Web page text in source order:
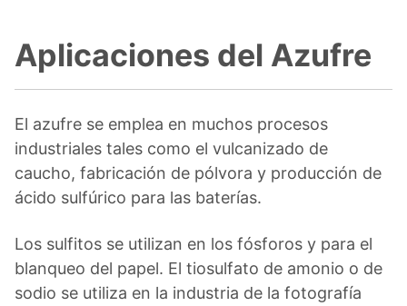
Aplicaciones del Azufre
El azufre se emplea en muchos procesos
industriales tales como el vulcanizado de
caucho, fabricación de pólvora y producción de
ácido sulfúrico para las baterías.
Los sulfitos se utilizan en los fósforos y para el
blanqueo del papel. El tiosulfato de amonio o de
sodio se utiliza en la industria de la fotografía